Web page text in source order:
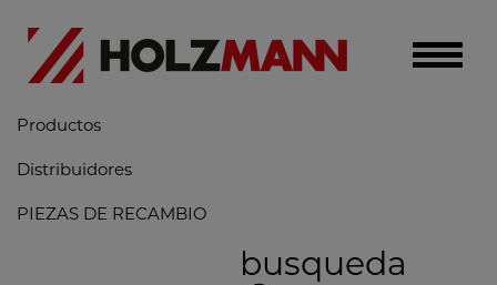
Toggle
Productos
Distribuidores
PIEZAS DE RECAMBIO
busqueda